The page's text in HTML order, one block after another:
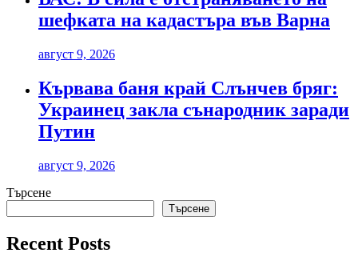
шефката на кадастъра във Варна
август 9, 2026
Кървава баня край Слънчев бряг:
Украинец закла сънародник заради
Путин
август 9, 2026
Търсене
Търсене
Recent Posts